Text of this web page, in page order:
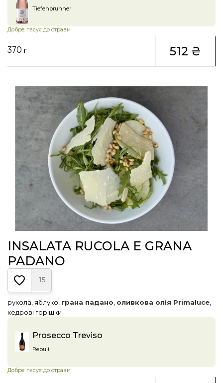
Tiefenbrunner
Добре пасує до страви
370 г 512 ₴
INSALATA RUCOLA E GRANA
PADANO
15
рукола, яблуко, грана падано оливкова олія Primaluce
кедрові горішки
Prosecco Treviso
Rebuli
Добре пасує до страви